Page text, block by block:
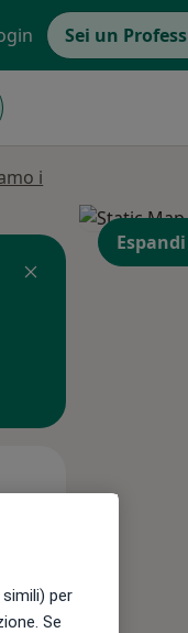
Sei un
i
12 Ago
per
Se